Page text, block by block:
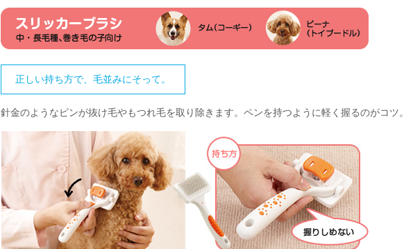
正しい持ち方で、毛並みにそって。
針金のようなピンが抜け毛やもつれ毛を取り除きます。ペンを持つように軽く握るのがコツ。